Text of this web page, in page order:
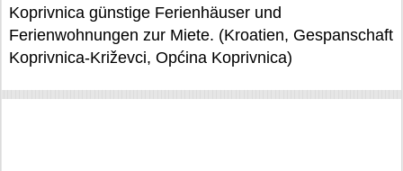
Koprivnica günstige Ferienhäuser und
Ferienwohnungen zur Miete. (Kroatien, Gespanschaft
Koprivnica-Križevci, Općina Koprivnica)